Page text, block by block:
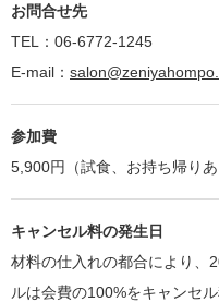
お問合せ先
TEL：06-6772-1245
E-mail：
参加費
5,900円（試食、お持ち帰りあ
キャンセル料の発生日
材料の仕入れの都合により、
ルは会費の100%をキャンセ